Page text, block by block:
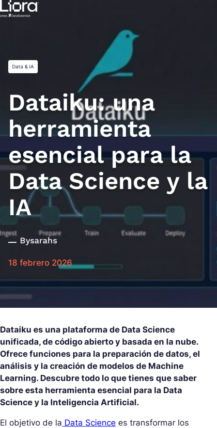
Saltar
al
Data & IA
Dataiku: una
herramienta
esencial para la
Data Science y la
IA
Bysarahs
18 febrero 2026
Dataiku es una plataforma de Data Science
unificada, de código abierto y basada en la nube.
Ofrece funciones para la preparación de datos, el
análisis y la creación de modelos de Machine
Learning. Descubre todo lo que tienes que saber
sobre esta herramienta esencial para la Data
Science y la Inteligencia Artificial.
El objetivo de la Data Science es transformar los